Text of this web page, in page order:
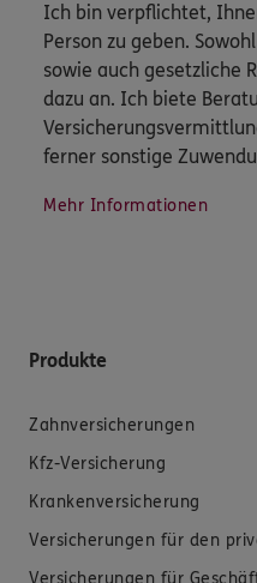
Ich bin verpflichtet,
Person zu geben.
sowie auch gesetzliche
dazu an. Ich biete
ferner sonstige
Mehr Informationen
Produkte
Zahnversicherungen
Kfz-Versicherung
Krankenversicherung
Versicherungen für den
Versicherungen für